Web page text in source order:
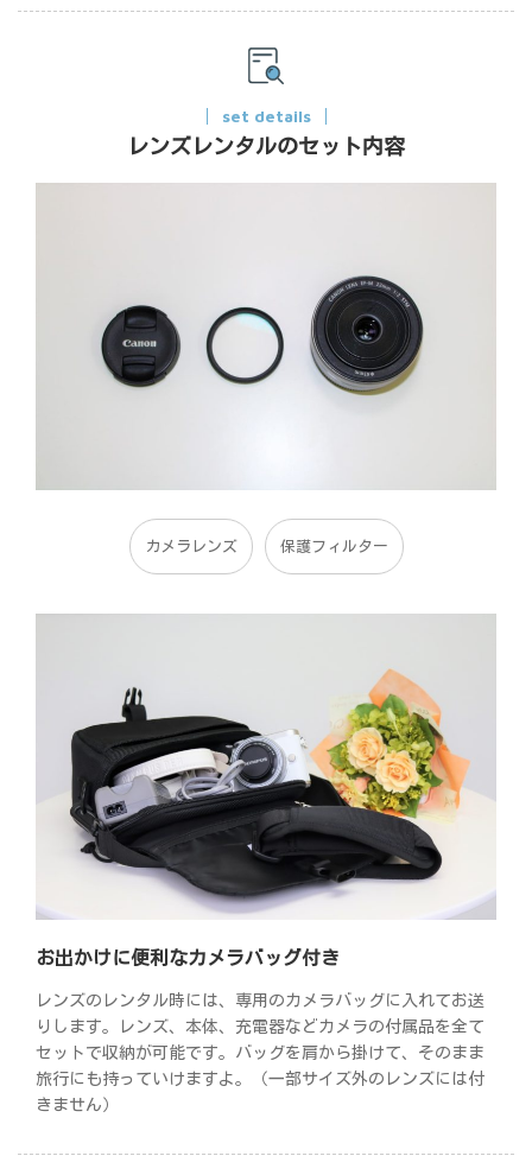
set details
レンズレンタルのセット内容
カメラレンズ 保護フィルター
お出かけに便利なカメラバッグ付き
レンズのレンタル時には、専用のカメラバッグに入れてお送
りします。レンズ、本体、充電器などカメラの付属品を全て
セットで収納が可能です。バッグを肩から掛けて、そのまま
旅行にも持っていけますよ。（一部サイズ外のレンズには付
きません）